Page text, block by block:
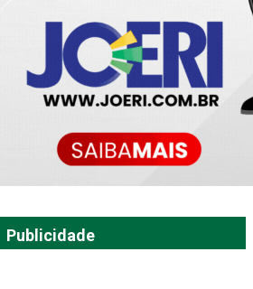
Publicidade